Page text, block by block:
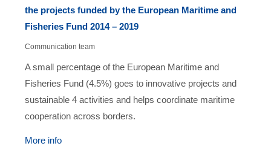
the projects funded by the European Maritime and
Fisheries Fund 2014 – 2019
Communication team
A small percentage of the European Maritime and
Fisheries Fund (4.5%) goes to innovative projects and
sustainable 4 activities and helps coordinate maritime
cooperation across borders.
More info